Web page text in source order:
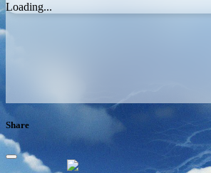
Loading...
Share